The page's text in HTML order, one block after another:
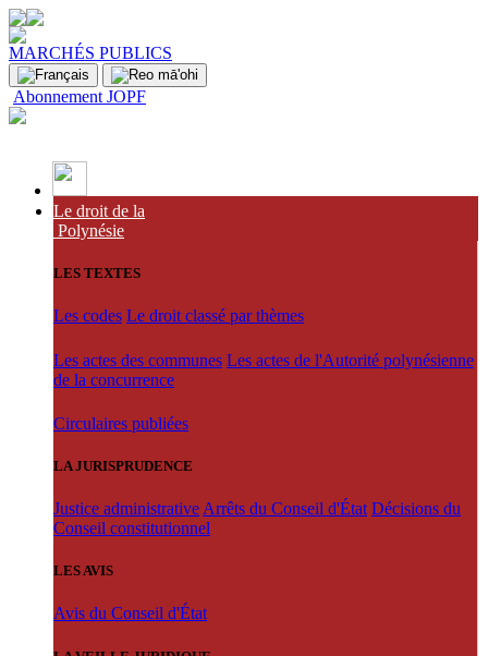
MARCHÉS PUBLICS
Abonnement JOPF
Le droit de la
Polynésie
LES TEXTES
Les codes Le droit classé par thèmes
Les actes des communes Les actes de l'Autorité polynésienne
de la concurrence
Circulaires publiées
LA JURISPRUDENCE
Justice administrative Arrêts du Conseil d'État Décisions du
Conseil constitutionnel
LES AVIS
Avis du Conseil d'État